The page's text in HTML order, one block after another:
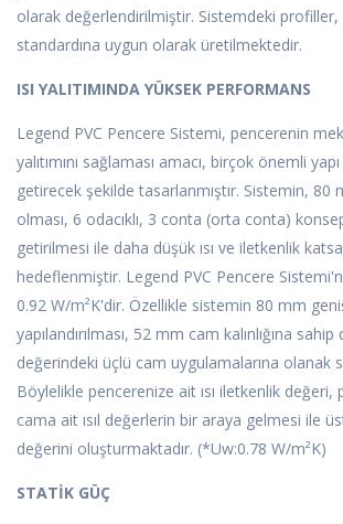
olarak değerlendirilmiştir. Sistemdeki profiller,
standardına uygun olarak üretilmektedir.
ISI YALITIMINDA YÜKSEK PERFORMANS
Legend PVC Pencere Sistemi, pencerenin
yalıtımını sağlaması amacı, birçok önemli
getirecek şekilde tasarlanmıştır. Sistemin,
olması, 6 odacıklı, 3 conta (orta conta)
getirilmesi ile daha düşük ısı ve iletkenlik
hedeflenmiştir. Legend PVC Pencere
0.92 W/m²K'dir. Özellikle sistemin 80 mm
yapılandırılması, 52 mm cam kalınlığına
değerindeki üçlü cam uygulamalarına olanak
Böylelikle pencerenize ait ısı iletkenlik değeri,
cama ait ısıl değerlerin bir araya gelmesi ile
değerini oluşturmaktadır. (*Uw:0.78 W/m²K)
STATİK GÜÇ